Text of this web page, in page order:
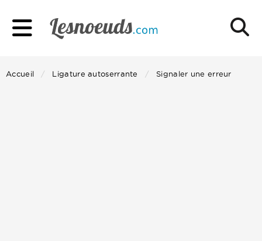
Accueil Ligature autoserrante Signaler une erreur